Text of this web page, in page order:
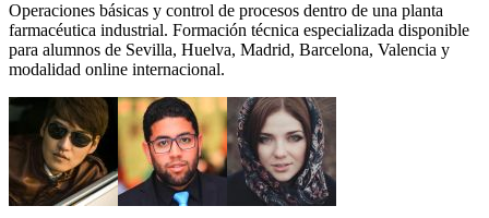
Operaciones básicas y control de procesos dentro de una planta
farmacéutica industrial. Formación técnica especializada disponible
para alumnos de Sevilla, Huelva, Madrid, Barcelona, Valencia y
modalidad online internacional.